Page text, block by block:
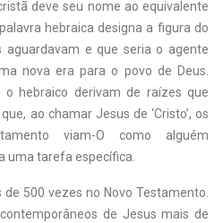
deve seu nome ao equivalente
palavra hebraica designa a figura do
aguardavam e que seria o agente
nova era para o povo de Deus.
hebraico derivam de raízes que
ao chamar Jesus de ‘Cristo’, os
viam-O como alguém
uma tarefa específica.
de 500 vezes no Novo Testamento.
de Jesus mais de